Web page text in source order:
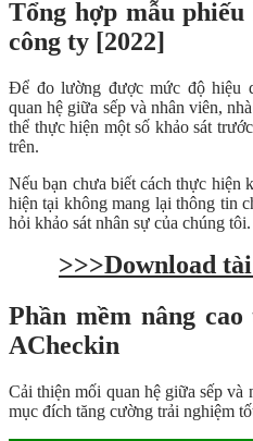
Tổng hợp mẫu phiếu
công ty [2022]
Để đo lường được mức độ hiệu
quan hệ giữa sếp và nhân viên,
thể thực hiện một số khảo sát
trên.
Nếu bạn chưa biết cách thực hiện
hiện tại không mang lại thông tin
hỏi khảo sát nhân sự của chúng tôi.
>>>Download
Phần mềm nâng
ACheckin
Cải thiện mối quan hệ giữa sếp
mục đích tăng cường trải nghiệm